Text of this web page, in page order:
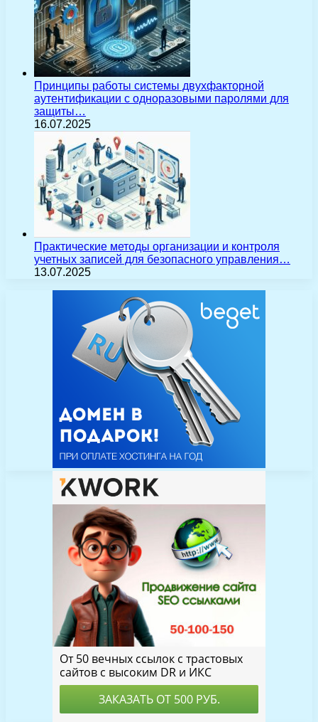
Принципы работы системы двухфакторной
аутентификации с одноразовыми паролями для
защиты…
16.07.2025
Практические методы организации и контроля
учетных записей для безопасного управления…
13.07.2025